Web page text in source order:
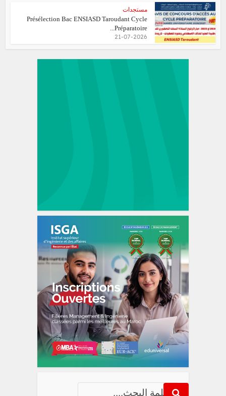
مستجدات
Présélection Bac ENSIASD Taroudant Cycle
Préparatoire...
21-07-2026